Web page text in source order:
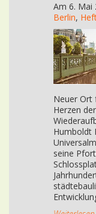
Am 6. Mai
Berlin,
Neuer Ort
Herzen
Humboldt
seine